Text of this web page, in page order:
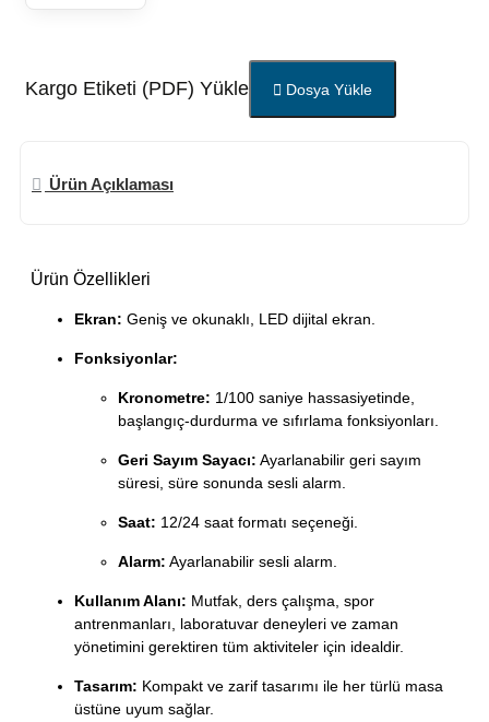
Kargo Etiketi (PDF) Yükle Dosya Yükle
Ürün Açıklaması
Ürün Özellikleri
Ekran: Geniş ve okunaklı, LED dijital ekran.
Fonksiyonlar:
Kronometre: 1/100 saniye hassasiyetinde,
başlangıç-durdurma ve sıfırlama fonksiyonları.
Geri Sayım Sayacı: Ayarlanabilir geri sayım
süresi, süre sonunda sesli alarm.
Saat: 12/24 saat formatı seçeneği.
Alarm: Ayarlanabilir sesli alarm.
Kullanım Alanı: Mutfak, ders çalışma, spor
antrenmanları, laboratuvar deneyleri ve zaman
yönetimini gerektiren tüm aktiviteler için idealdir.
Tasarım: Kompakt ve zarif tasarımı ile her türlü masa
üstüne uyum sağlar.